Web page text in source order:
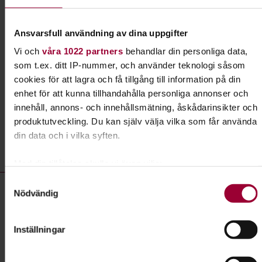
Ansvarsfull användning av dina uppgifter
Vi och våra 1022 partnersbehandlar din personliga data,
som t.ex. ditt IP-nummer, och använder teknologi såsom
cookies för att lagra och få tillgång till information på din
enhet för att kunna tillhandahålla personliga annonser och
innehåll, annons- och innehållsmätning, åskådarinsikter och
produktutveckling. Du kan själv välja vilka som får använda
din data och i vilka syften.
kan ha en noggrannhet på upp till flera meter
Ta reda på mer om hur dina personliga uppgifter behandlas
Nödvändig
Inställningar
Grattis! Det finns massor av roliga saker du kan
Läs mer om ämnet
Liknande kurser inomHund &
Öppen verksamhet:
Datum